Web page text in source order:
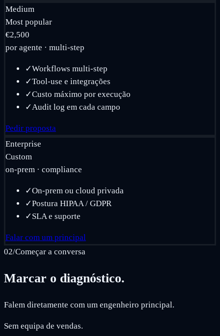
Medium
Most popular
€2,500
por agente · multi-step
✓Workflows multi-step
✓Tool-use e integrações
✓Custo máximo por execução
✓Audit log em cada campo
Pedir proposta
Enterprise
Custom
on-prem · compliance
✓On-prem ou cloud privada
✓Postura HIPAA / GDPR
✓SLA e suporte
Falar com um principal
02/Começar a conversa
Marcar o diagnóstico.
Falem diretamente com um engenheiro principal.
Sem equipa de vendas.